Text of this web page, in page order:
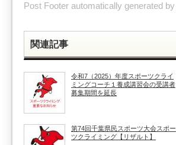
Post Footer automatically generated by
関連記事
令和7（2025）年度スポーツクライ
ミングコーチ１養成講習会の受講者
募集期間を延長
第74回千葉県民スポーツ大会スポー
ツクライミング【リザルト】